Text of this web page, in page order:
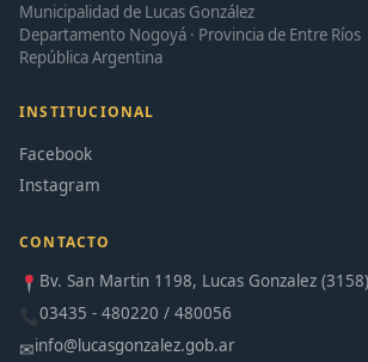
Municipalidad de Lucas González
Departamento Nogoyá · Provincia de Entre Ríos
República Argentina
INSTITUCIONAL
Facebook
Instagram
CONTACTO
Bv. San Martin 1198, Lucas Gonzalez
03435 - 480220 / 480056
✉info@lucasgonzalez.gob.ar